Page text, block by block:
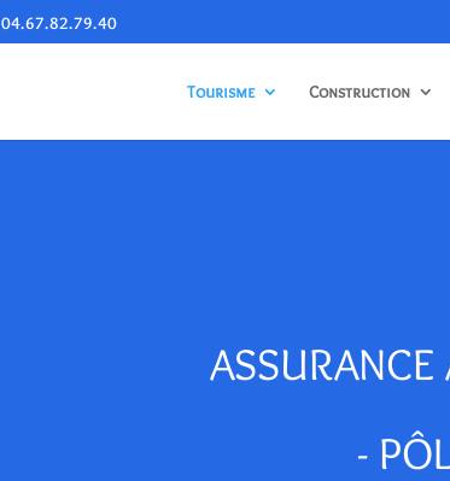
04.67.82.79.40
Tourisme Construction
-